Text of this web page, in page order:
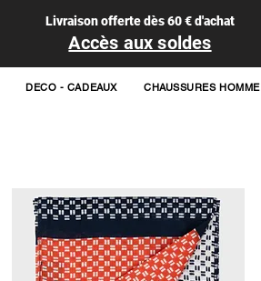
Livraison offerte dès 60 € d'achat
Accès aux soldes
DECO - CADEAUX CHAUSSURES HOMME